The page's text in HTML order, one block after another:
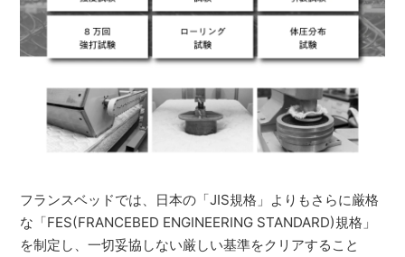
フランスベッドでは、日本の「JIS規格」よりもさらに厳格
な「FES(FRANCEBED ENGINEERING STANDARD)規格」
を制定し、一切妥協しない厳しい基準をクリアすること